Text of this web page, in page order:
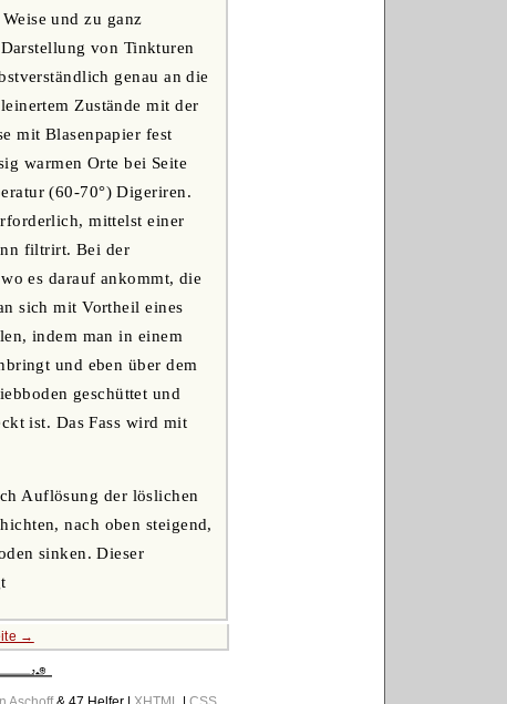
und zu ganz
von Tinkturen
genau an die
Zustände mit der
mit Blasenpapier fest
warmen Orte bei Seite
(60-70°) Digeriren.
mittelst einer
filtrirt. Bei der
es darauf ankommt, die
sich mit Vortheil eines
indem man in einem
und eben über dem
geschüttet und
ist. Das Fass wird mit
Auflösung der löslichen
nach oben steigend,
sinken. Dieser
→